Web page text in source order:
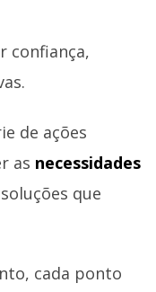
confiança,
de ações
as necessidades
que
cada ponto